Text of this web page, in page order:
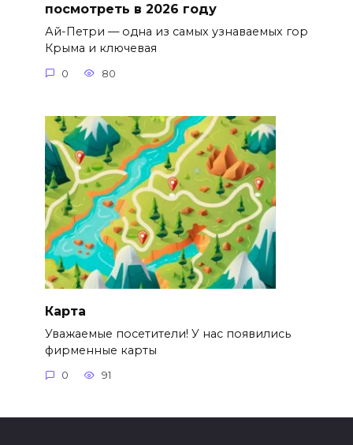
посмотреть в 2026 году
Ай-Петри — одна из самых узнаваемых гор
Крыма и ключевая
0 80
Карта
Уважаемые посетители! У нас появились
фирменные карты
0 91